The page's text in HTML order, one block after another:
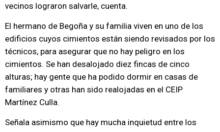
vecinos lograron salvarle, cuenta.
El hermano de Begoña y su familia viven en uno de los
edificios cuyos cimientos están siendo revisados por los
técnicos, para asegurar que no hay peligro en los
cimientos. Se han desalojado diez fincas de cinco
alturas; hay gente que ha podido dormir en casas de
familiares y otras han sido realojadas en el CEIP
Martínez Culla.
Señala asimismo que hay mucha inquietud entre los